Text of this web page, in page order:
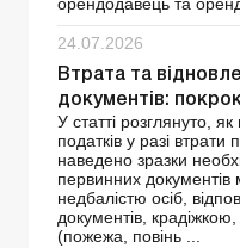
орендодавець та
24.07.2026
Втрата та
документів:
У статті розглянуто,
податків у разі
наведено зразки
первинних документів
недбалістю осіб,
документів,
(пожежа, повінь ...